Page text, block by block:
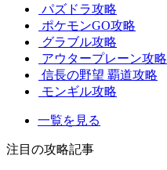
パズドラ攻略
ポケモンGO攻略
グラブル攻略
アウタープレーン攻略
信長の野望 覇道攻略
モンギル攻略
一覧を見る
注目の攻略記事